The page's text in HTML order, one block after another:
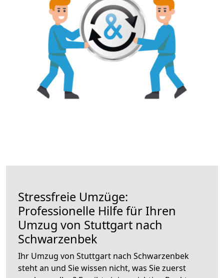
Stressfreie Umzüge:
Professionelle Hilfe für Ihren
Umzug von Stuttgart nach
Schwarzenbek
Ihr Umzug von Stuttgart nach Schwarzenbek
steht an und Sie wissen nicht, was Sie zuerst